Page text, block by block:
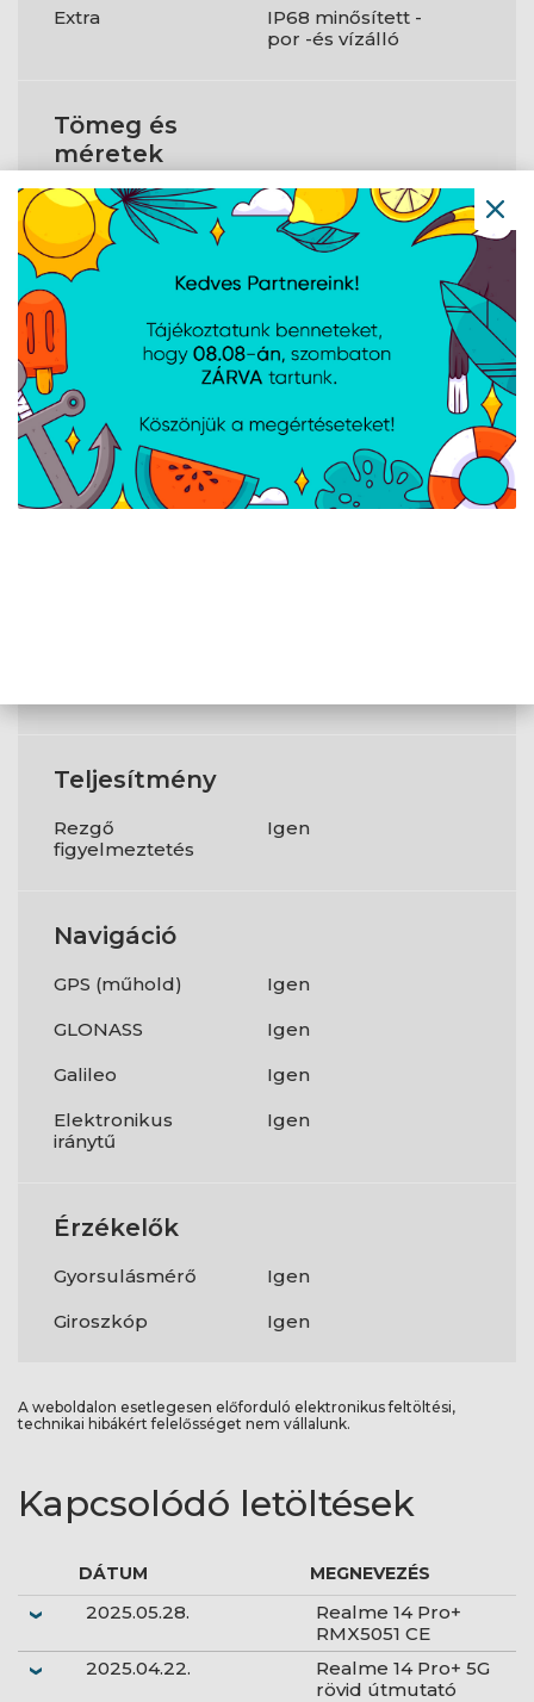
Extra
IP68 minősített -
por -és vízálló
Tömeg és
méretek
Méret
163.5 x 77.3 x 8
Súly
194 gr
Tápellátás
Akkumulátor
6000 mAh
Gyorstöltés (Quick
Charge)
Igen
Teljesítmény
Rezgő
figyelmeztetés
Igen
Navigáció
GPS (műhold)
Igen
GLONASS
Igen
Galileo
Igen
Elektronikus
iránytű
Igen
Érzékelők
Gyorsulásmérő
Igen
Giroszkóp
Igen
A weboldalon esetlegesen előforduló elektronikus feltöltési,
technikai hibákért felelősséget nem vállalunk.
Kapcsolódó letöltések
DÁTUM MEGNEVEZÉS
2025.05.28.
Realme 14 Pro+
RMX5051 CE
2025.04.22.
Realme 14 Pro+ 5G
rövid útmutató